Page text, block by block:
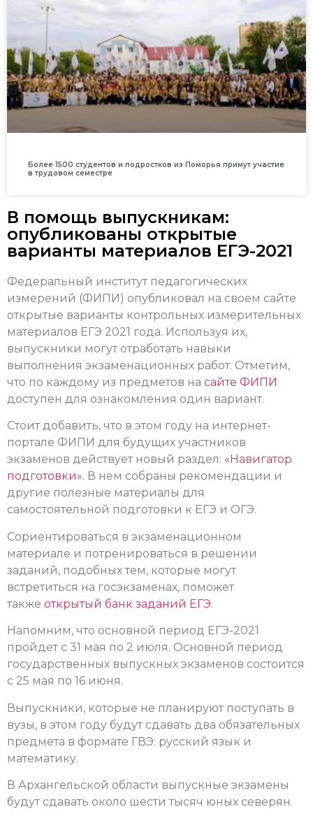
Более 1500 студентов и подростков из Поморья примут участие
в трудовом семестре
В помощь выпускникам:
опубликованы открытые
варианты материалов ЕГЭ-2021
Федеральный институт педагогических
измерений (ФИПИ) опубликовал на своем сайте
открытые варианты контрольных измерительных
материалов ЕГЭ 2021 года. Используя их,
выпускники могут отработать навыки
выполнения экзаменационных работ. Отметим,
что по каждому из предметов на сайте ФИПИ
доступен для ознакомления один вариант.
Стоит добавить, что в этом году на интернет-
портале ФИПИ для будущих участников
экзаменов действует новый раздел: «Навигатор
подготовки». В нем собраны рекомендации и
другие полезные материалы для
самостоятельной подготовки к ЕГЭ и ОГЭ.
Сориентироваться в экзаменационном
материале и потренироваться в решении
заданий, подобных тем, которые могут
встретиться на госэкзаменах, поможет
также открытый банк заданий ЕГЭ.
Напомним, что основной период ЕГЭ-2021
пройдет с 31 мая по 2 июля. Основной период
государственных выпускных экзаменов состоится
с 25 мая по 16 июня.
Выпускники, которые не планируют поступать в
вузы, в этом году будут сдавать два обязательных
предмета в формате ГВЭ: русский язык и
математику.
В Архангельской области выпускные экзамены
будут сдавать около шести тысяч юных северян.